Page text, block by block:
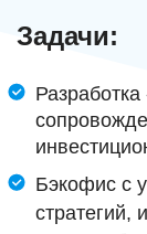
Задачи:
Бэкофис с
стратегий,